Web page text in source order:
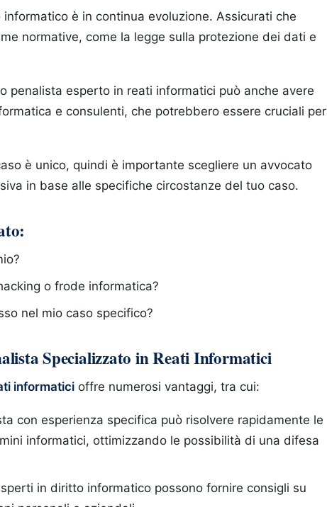
informatico è in continua evoluzione. Assicurati che
normative, come la legge sulla protezione dei dati e
penalista esperto in reati informatici può anche avere
e consulenti, che potrebbero essere cruciali per
è unico, quindi è importante scegliere un avvocato
in base alle specifiche circostanze del tuo caso.
o frode informatica?
nel mio caso specifico?
Specializzato in Reati Informatici
informatici offre numerosi vantaggi, tra cui:
con esperienza specifica può risolvere rapidamente le
informatici, ottimizzando le possibilità di una difesa
in diritto informatico possono fornire consigli su